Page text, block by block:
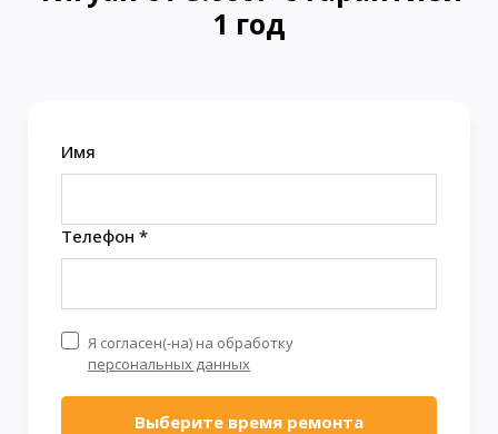
1 год
Имя
Телефон *
Выберите время ремонта
Я согласен(-на) на обработку
персональных данных